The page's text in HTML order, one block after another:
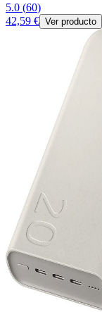
5.0 (60)
42,59 € Ver producto